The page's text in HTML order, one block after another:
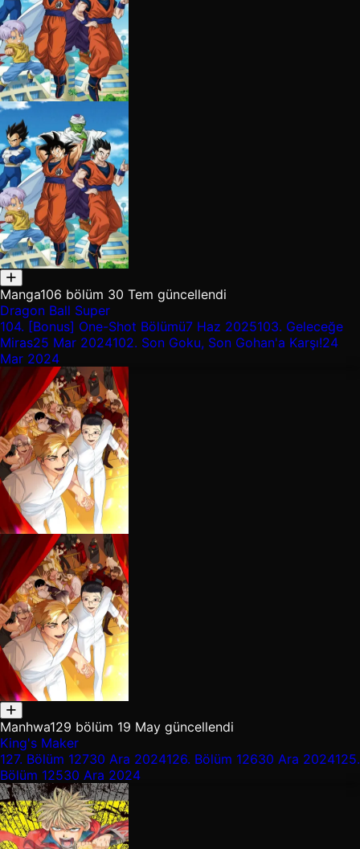
Manga106 bölüm 30 Tem güncellendi
Dragon Ball Super
104. [Bonus] One-Shot Bölümü7 Haz 2025103. Geleceğe
Miras25 Mar 2024102. Son Goku, Son Gohan'a Karşı!24
Mar 2024
Manhwa129 bölüm 19 May güncellendi
King's Maker
127. Bölüm 12730 Ara 2024126. Bölüm 12630 Ara 2024125.
Bölüm 12530 Ara 2024